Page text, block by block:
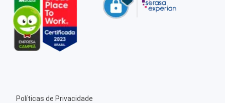
Políticas de Privacidade